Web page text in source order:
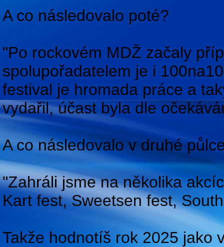
A co následovalo poté?
"Po rockovém MDŽ začaly
spolupořadatelem je i
festival je hromada práce a
vydařil, účast byla dle
A co následovalo v druhé
"Zahráli jsme na několika
Kart fest, Sweetsen fest,
Takže hodnotíš rok 2025 jako